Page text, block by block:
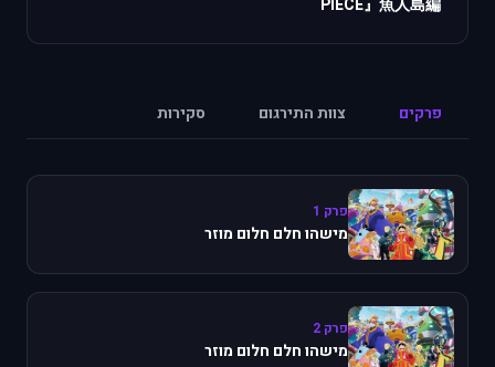
PIECE』魚人島編
פרקים צוות התירגום סקירות
פרק 1
מישהו חלם חלום מוזר
פרק 2
מישהו חלם חלום מוזר